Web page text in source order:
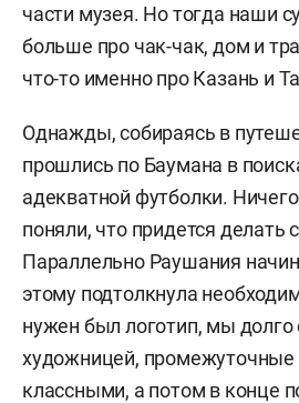
части музея. Но тогда наши
больше про чак-чак, дом и
что-то именно про Казань и
Однажды, собираясь в
прошлись по Баумана в
адекватной футболки.
поняли, что придется делать
Параллельно Раушания
этому подтолкнула
нужен был логотип, мы долго
художницей,
классными, а потом в конце